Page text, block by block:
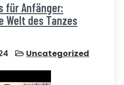
für Anfänger:
Welt des Tanzes
Uncategorized